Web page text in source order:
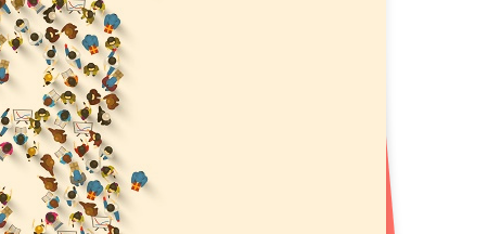
）
ロ参戦のダーツイベントも開催!
岡市内3 店舗目! おかしバー＆ダーツ（PG）